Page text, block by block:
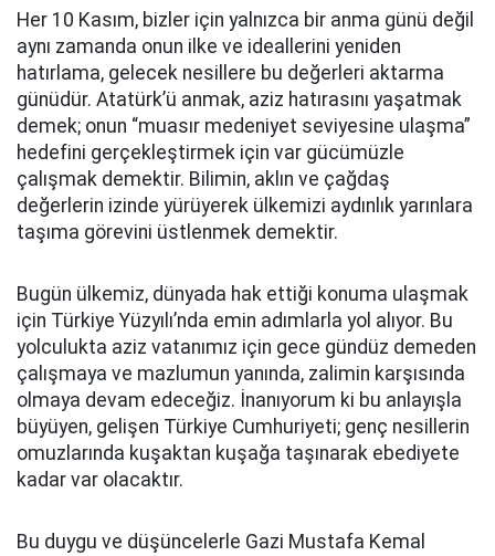
Her 10 Kasım, bizler için yalnızca bir anma günü değil
aynı zamanda onun ilke ve ideallerini yeniden
hatırlama, gelecek nesillere bu değerleri aktarma
günüdür. Atatürk’ü anmak, aziz hatırasını yaşatmak
demek; onun “muasır medeniyet seviyesine ulaşma”
hedefini gerçekleştirmek için var gücümüzle
çalışmak demektir. Bilimin, aklın ve çağdaş
değerlerin izinde yürüyerek ülkemizi aydınlık yarınlara
taşıma görevini üstlenmek demektir.
Bugün ülkemiz, dünyada hak ettiği konuma ulaşmak
için Türkiye Yüzyılı’nda emin adımlarla yol alıyor. Bu
yolculukta aziz vatanımız için gece gündüz demeden
çalışmaya ve mazlumun yanında, zalimin karşısında
olmaya devam edeceğiz. İnanıyorum ki bu anlayışla
büyüyen, gelişen Türkiye Cumhuriyeti; genç nesillerin
omuzlarında kuşaktan kuşağa taşınarak ebediyete
kadar var olacaktır.
Bu duygu ve düşüncelerle Gazi Mustafa Kemal